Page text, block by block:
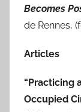
Becomes
de Rennes,
Articles
“Practicing
Occupied